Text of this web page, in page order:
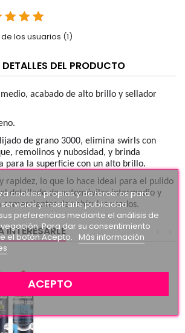
los usuarios (1)
DETALLES DEL PRODUCTO
acabado de alto brillo y sellador
de grano 3000, elimina swirls con
remolinos y nubosidad, y brinda
para la superficie con un alto brillo.
rapidez, lo que lo hace ideal para el pulido
detallado de automóviles intermedio y
de vehículos usados.
cookies propias y de terceros para
y mostrarle publicidad
preferencias mediante el análisis de
Para dar su consentimiento
el botón Acepto.
Más información
ACEPTO